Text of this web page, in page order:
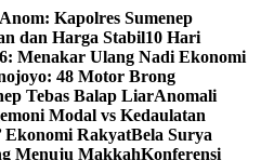
Kapolres Sumenep
dan Harga Stabil10 Hari
Menakar Ulang Nadi Ekonomi
48 Motor Brong
Tebas Balap LiarAnomali
Modal vs Kedaulatan
Ekonomi RakyatBela Surya
Menuju MakkahKonferensi